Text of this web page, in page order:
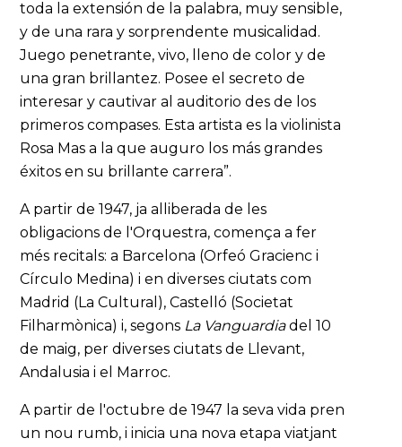
toda la extensión de la palabra, muy sensible,
y de una rara y sorprendente musicalidad.
Juego penetrante, vivo, lleno de color y de
una gran brillantez. Posee el secreto de
interesar y cautivar al auditorio des de los
primeros compases. Esta artista es la violinista
Rosa Mas a la que auguro los más grandes
éxitos en su brillante carrera”.
A partir de 1947, ja alliberada de les
obligacions de l'Orquestra, comença a fer
més recitals: a Barcelona (Orfeó Gracienc i
Círculo Medina) i en diverses ciutats com
Madrid (La Cultural), Castelló (Societat
Filharmònica) i, segons La Vanguardiadel 10
de maig, per diverses ciutats de Llevant,
Andalusia i el Marroc.
A partir de l'octubre de 1947 la seva vida pren
un nou rumb, i inicia una nova etapa viatjant